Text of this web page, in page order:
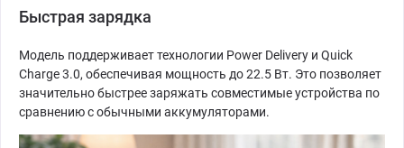
Быстрая зарядка
Модель поддерживает технологии Power Delivery и Quick
Charge 3.0, обеспечивая мощность до 22.5 Вт. Это позволяет
значительно быстрее заряжать совместимые устройства по
сравнению с обычными аккумуляторами.